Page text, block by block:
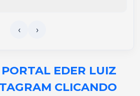
EDER LUIZ
CLICANDO